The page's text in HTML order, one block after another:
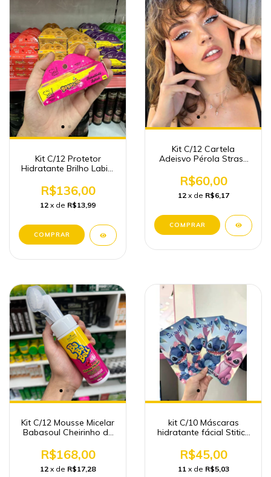
Kit C/12 Protetor
Hidratante Brilho Labial
R$136,00
12 x de R$13,99
Kit C/12 Cartela
Adeisvo Pérola Strass
R$60,00
12 x de R$6,17
Kit C/12 Mousse Micelar
Babasoul Cheirinho de
Revenda Cosmético
R$168,00
12 x de R$17,28
kit C/10 Máscaras
hidratante fácial Stitich
R$45,00
11 x de R$5,03